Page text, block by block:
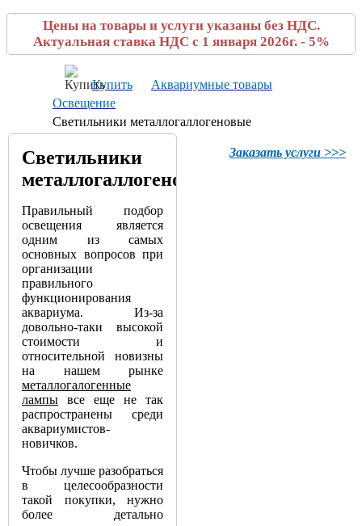
Цены на товары и услуги указаны без НДС.
Актуальная ставка НДС с 1 января 2026г. - 5%
Купить
Аквариумные товары
Освещение
Светильники металлогаллогеновые
Заказать услуги >>>
Светильники
металлогаллогеновые
Правильный подбор
освещения является
одним из самых
основных вопросов при
организации
правильного
функционирования
аквариума. Из-за
довольно-таки высокой
стоимости и
относительной новизны
на нашем рынке
металлогалогенные
лампы все еще не так
распространены среди
аквариумистов-
новичков.
Чтобы лучше разобраться
в целесообразности
такой покупки, нужно
более детально